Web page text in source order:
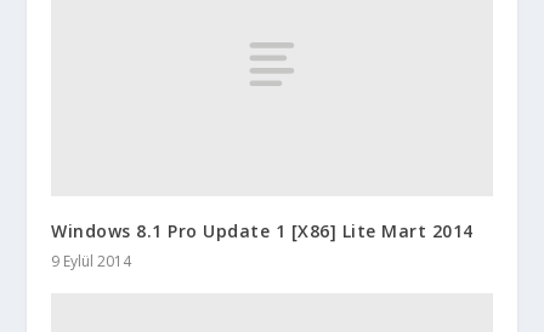
Windows 8.1 Pro Update 1 [X86] Lite Mart 2014
9 Eylül 2014